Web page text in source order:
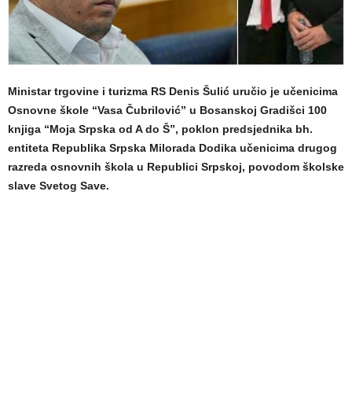
Ministar trgovine i turizma RS Denis Šulić uručio je učenicima
Osnovne škole “Vasa Čubrilović” u Bosanskoj Gradišci 100
knjiga “Moja Srpska od A do Š”, poklon predsjednika bh.
entiteta Republika Srpska Milorada Dodika učenicima drugog
razreda osnovnih škola u Republici Srpskoj, povodom školske
slave Svetog Save.